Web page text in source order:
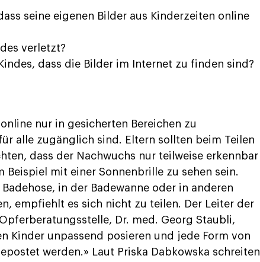
seine eigenen Bilder aus Kinderzeiten online
verletzt?
dass die Bilder im Internet zu finden sind?
nur in gesicherten Bereichen zu
alle zugänglich sind. Eltern sollten beim Teilen
dass der Nachwuchs nur teilweise erkennbar
Beispiel mit einer Sonnenbrille zu sehen sein.
in der Badewanne oder in anderen
empfiehlt es sich nicht zu teilen. Der Leiter der
Dr. med. Georg Staubli,
Kinder unpassend posieren und jede Form von
werden.» Laut Priska Dabkowska schreiten